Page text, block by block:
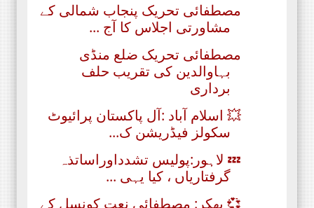
مصطفائی تحریک پنجاب شمالی کے
مشاورتی اجلاس کا آج ...
مصطفائی تحریک ضلع منڈی
بہاوالدین کی تقریب حلف
برداری
💥 اسلام آباد :آل پاکستان پرائیوٹ
سکولز فیڈریشن ک...
💤 لاہور:پولیس تشدداوراساتذہ
گرفتاریاں ، کیا یہی ...
💞 بھکر: مصطفائی نعت کونسل کے